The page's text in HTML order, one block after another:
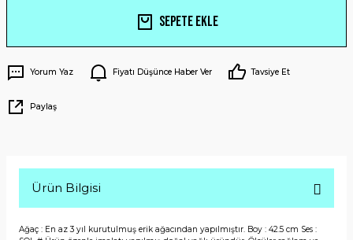
Sepete Ekle
Yorum Yaz Fiyatı Düşünce Haber Ver Tavsiye Et
Paylaş
Ürün Bilgisi
Ağaç : En az 3 yıl kurutulmuş erik ağacından yapılmıştır. Boy : 42.5 cm Ses :